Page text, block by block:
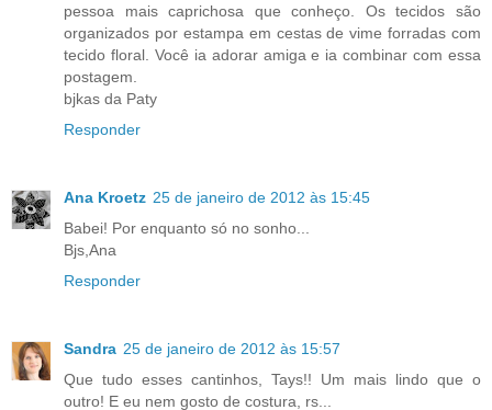
pessoa mais caprichosa que conheço. Os tecidos são
organizados por estampa em cestas de vime forradas com
tecido floral. Você ia adorar amiga e ia combinar com essa
postagem.
bjkas da Paty
Responder
Ana Kroetz 25 de janeiro de 2012 às 15:45
Babei! Por enquanto só no sonho...
Bjs,Ana
Responder
Sandra 25 de janeiro de 2012 às 15:57
Que tudo esses cantinhos, Tays!! Um mais lindo que o
outro! E eu nem gosto de costura, rs...